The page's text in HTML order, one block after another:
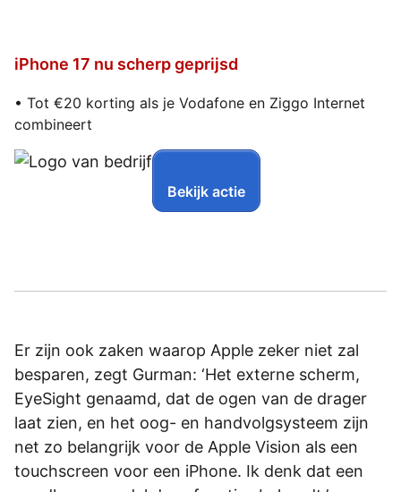
iPhone 17 nu scherp geprijsd
• Tot €20 korting als je Vodafone en Ziggo Internet
combineert
Bekijk actie
Er zijn ook zaken waarop Apple zeker niet zal
besparen, zegt Gurman: ‘Het externe scherm,
EyeSight genaamd, dat de ogen van de drager
laat zien, en het oog- en handvolgsysteem zijn
net zo belangrijk voor de Apple Vision als een
touchscreen voor een iPhone. Ik denk dat een